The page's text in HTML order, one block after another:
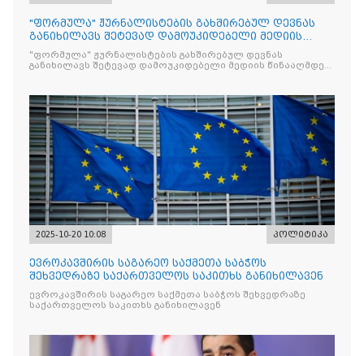
"ფორმულა" ჟურნალისტების გახშირებულ დევნას
განიხილავს შეტევად დამოუკიდებელი მედიის
წინააღმდ
"ფორმულა" ჟურნალისტების გახშირებულ დევნას
განიხილავს შეტევად დამოუკიდებელი მედიის წინააღმდეგ,
2025-10-20 10:08 პოლიტიკა
ევროკავშირის საგარეო საქმეთა საბჭოს
შეხვედრაზე საქართველოს საკითხს განიხილავენ
ევროკავშირის საგარეო საქმეთა საბჭოს შეხვედრაზე
საქართველოს საკითხს განიხილავენ